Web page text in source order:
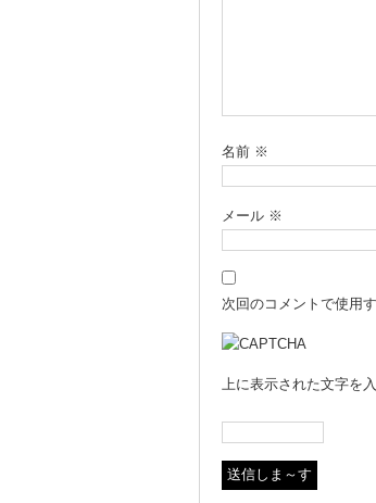
名前 ※
メール ※
次回のコメントで使用
上に表示された文字を